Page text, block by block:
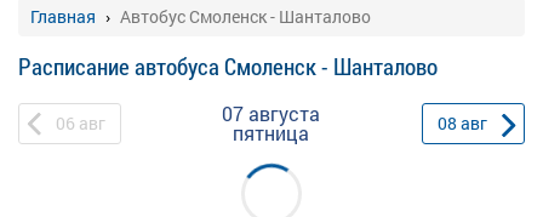
Главная Автобус Смоленск - Шанталово
Расписание автобуса Смоленск - Шанталово
06 авг 07 августа
пятница 08 авг